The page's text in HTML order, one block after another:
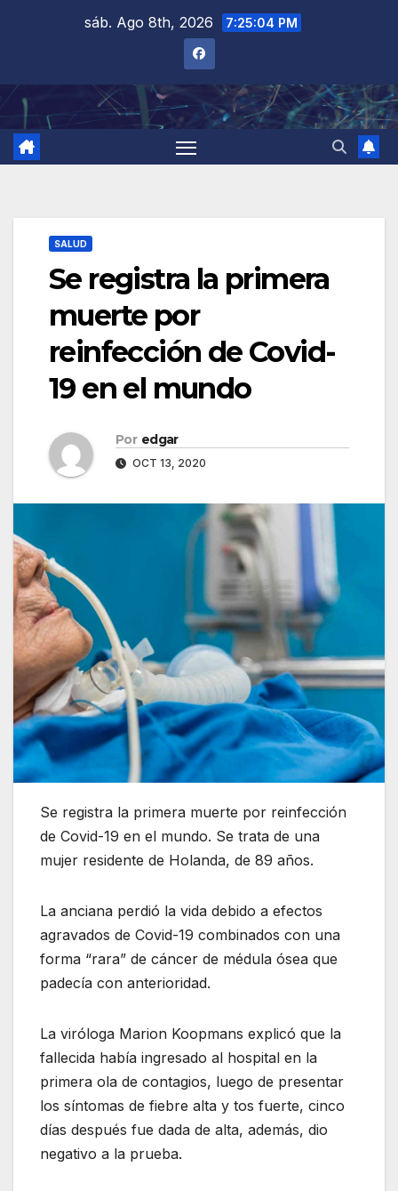
sáb. Ago 8th, 2026 7:25:05 PM
SALUD
Se registra la primera
muerte por
reinfección de Covid-
19 en el mundo
Por edgar
OCT 13, 2020
Se registra la primera muerte por reinfección
de Covid-19 en el mundo. Se trata de una
mujer residente de Holanda, de 89 años.
La anciana perdió la vida debido a efectos
agravados de Covid-19 combinados con una
forma “rara” de cáncer de médula ósea que
padecía con anterioridad.
La viróloga Marion Koopmans explicó que la
fallecida había ingresado al hospital en la
primera ola de contagios, luego de presentar
los síntomas de fiebre alta y tos fuerte, cinco
días después fue dada de alta, además, dio
negativo a la prueba.